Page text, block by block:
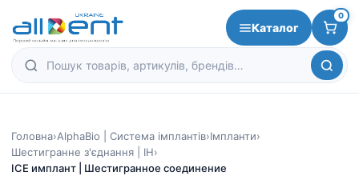
Каталог
0
Головна›AlphaBio | Система імплантів›Імпланти›
Шестигранне з'єднання | IH›
ICE имплант | Шестигранное соединение